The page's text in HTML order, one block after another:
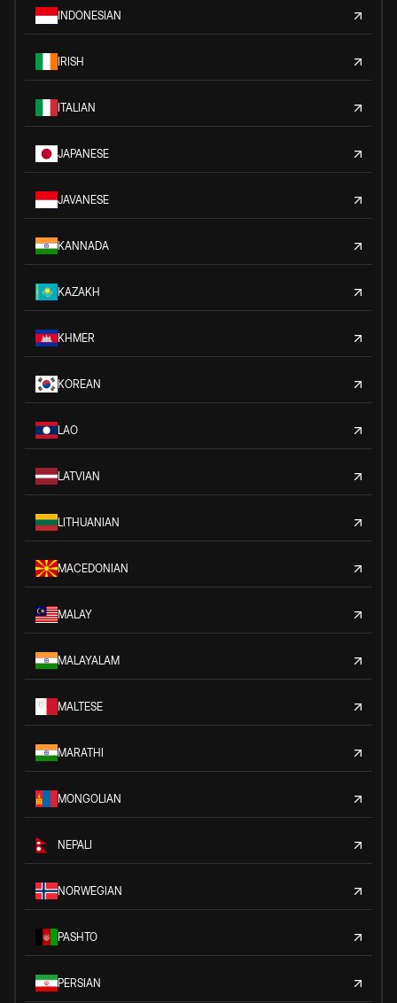
INDONESIAN
IRISH
ITALIAN
JAPANESE
JAVANESE
KANNADA
KAZAKH
KHMER
KOREAN
LAO
LATVIAN
LITHUANIAN
MACEDONIAN
MALAY
MALAYALAM
MALTESE
MARATHI
MONGOLIAN
NEPALI
NORWEGIAN
PASHTO
PERSIAN